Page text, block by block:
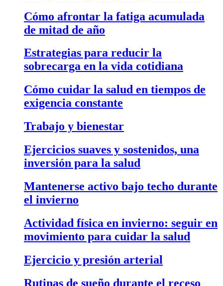
Cómo afrontar la fatiga acumulada
de mitad de año
Estrategias para reducir la
sobrecarga en la vida cotidiana
Cómo cuidar la salud en tiempos de
exigencia constante
Trabajo y bienestar
Ejercicios suaves y sostenidos, una
inversión para la salud
Mantenerse activo bajo techo durante
el invierno
Actividad física en invierno: seguir en
movimiento para cuidar la salud
Ejercicio y presión arterial
Rutinas de sueño durante el receso